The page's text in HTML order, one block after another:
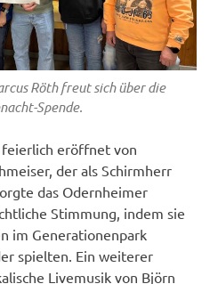
Röth freut sich über die
Spende.
eröffnet von
der als Schirmherr
das Odernheimer
Stimmung, indem sie
im Generationenpark
spielten. Ein weiterer
Livemusik von Björn